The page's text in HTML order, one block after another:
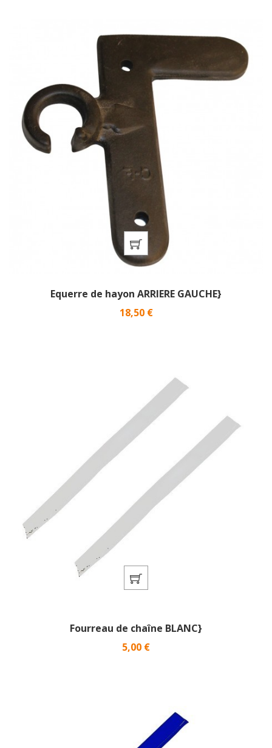
Equerre de hayon ARRIERE GAUCHE}
Prix
18,50 €
Fourreau de chaîne BLANC}
Prix
5,00 €